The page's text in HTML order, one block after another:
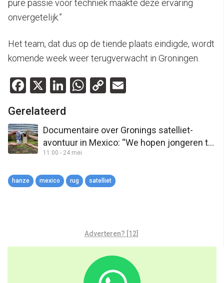
pure passie voor techniek maakte deze ervaring
onvergetelijk.”
Het team, dat dus op de tiende plaats eindigde, wordt
komende week weer terugverwacht in Groningen.
Facebook
X LinkedIn
WhatsApp
Copy
Gerelateerd
Documentaire over Gronings satelliet-
avontuur in Mexico: “We hopen jongeren te
enthousiasmeren voor techniek”
11:00 - 24 mei
hanze mexico rug satelliet
Adverteren? [12]